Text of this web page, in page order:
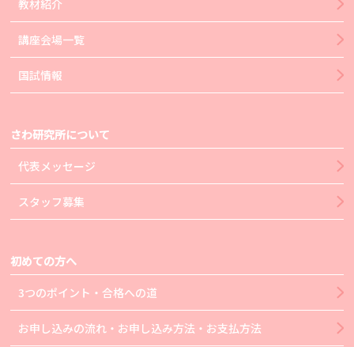
教材紹介
講座会場一覧
国試情報
さわ研究所について
代表メッセージ
スタッフ募集
初めての方へ
3つのポイント・合格への道
お申し込みの流れ・お申し込み方法・お支払方法